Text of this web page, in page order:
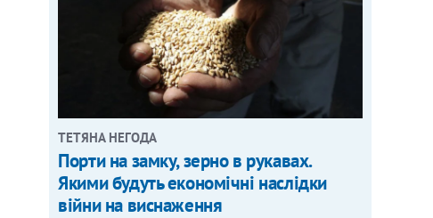
ТЕТЯНА НЕГОДА
Порти на замку, зерно в рукавах.
Якими будуть економічні наслідки
війни на виснаження